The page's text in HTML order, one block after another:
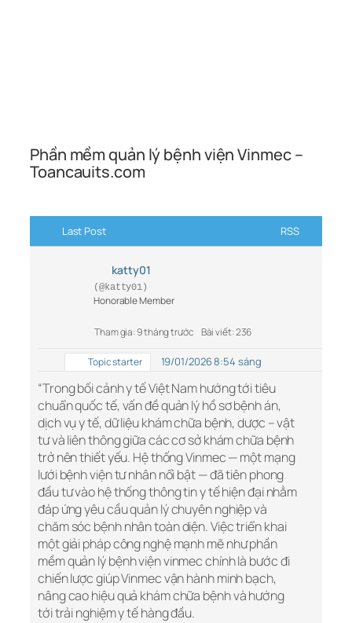
Phần mềm quản lý bệnh viện Vinmec –
Toancauits.com
Last Post RSS
katty01
(@katty01)
Honorable Member
Tham gia: 9 tháng trước Bài viết: 236
Topic starter 19/01/2026 8:54 sáng
“Trong bối cảnh y tế Việt Nam hướng tới tiêu
chuẩn quốc tế, vấn đề quản lý hồ sơ bệnh án,
dịch vụ y tế, dữ liệu khám chữa bệnh, dược – vật
tư và liên thông giữa các cơ sở khám chữa bệnh
trở nên thiết yếu. Hệ thống Vinmec — một mạng
lưới bệnh viện tư nhân nổi bật — đã tiên phong
đầu tư vào hệ thống thông tin y tế hiện đại nhằm
đáp ứng yêu cầu quản lý chuyên nghiệp và
chăm sóc bệnh nhân toàn diện. Việc triển khai
một giải pháp công nghệ mạnh mẽ như phần
mềm quản lý bệnh viện vinmec chính là bước đi
chiến lược giúp Vinmec vận hành minh bạch,
nâng cao hiệu quả khám chữa bệnh và hướng
tới trải nghiệm y tế hàng đầu.